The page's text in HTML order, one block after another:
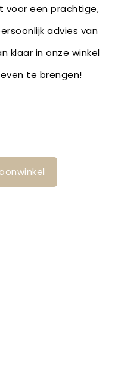
voor een prachtige,
advies van
klaar in onze winkel
te brengen!